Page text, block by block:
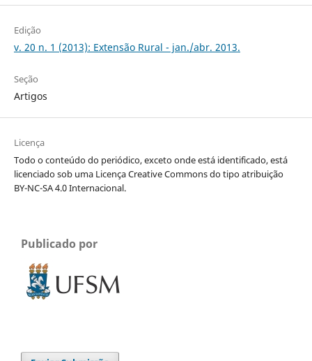
Edição
v. 20 n. 1 (2013): Extensão Rural - jan./abr. 2013.
Seção
Artigos
Licença
Todo o conteúdo do periódico, exceto onde está identificado, está
licenciado sob uma Licença Creative Commons do tipo atribuição
BY-NC-SA 4.0 Internacional.
Publicado por